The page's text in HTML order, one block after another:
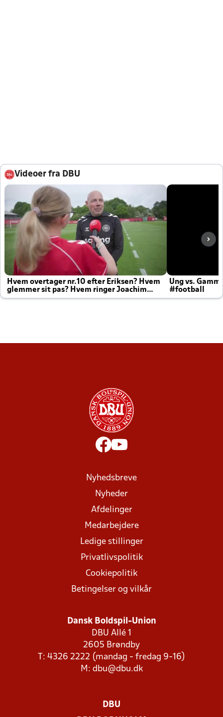
Videoer fra DBU
Hvem overtager nr.10 efter Eriksen? Hvem
glemmer sit pas? Hvem ringer Joachim
altid til efter kampe?
Ung vs.
#football
Nyhedsbreve
Nyheder
Afdelinger
Medarbejdere
Ledige stillinger
Privatlivspolitik
Cookiepolitik
Betingelser og vilkår
Dansk Boldspil-Union
DBU Allé 1
2605 Brøndby
T: 4326 2222 (mandag - fredag 9-16)
M: dbu@dbu.dk
DBU